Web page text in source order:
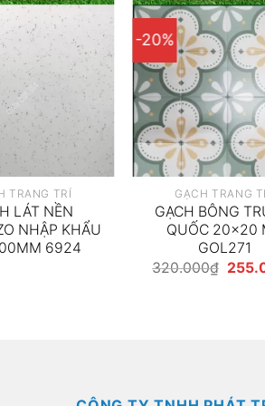
TRANG TRÍ
LÁT NỀN
NHẬP KHẨU
6924
-20%
GẠCH TRANG
GẠCH BÔNG
QUỐC 20×20
GOL271
320.000₫ Giá